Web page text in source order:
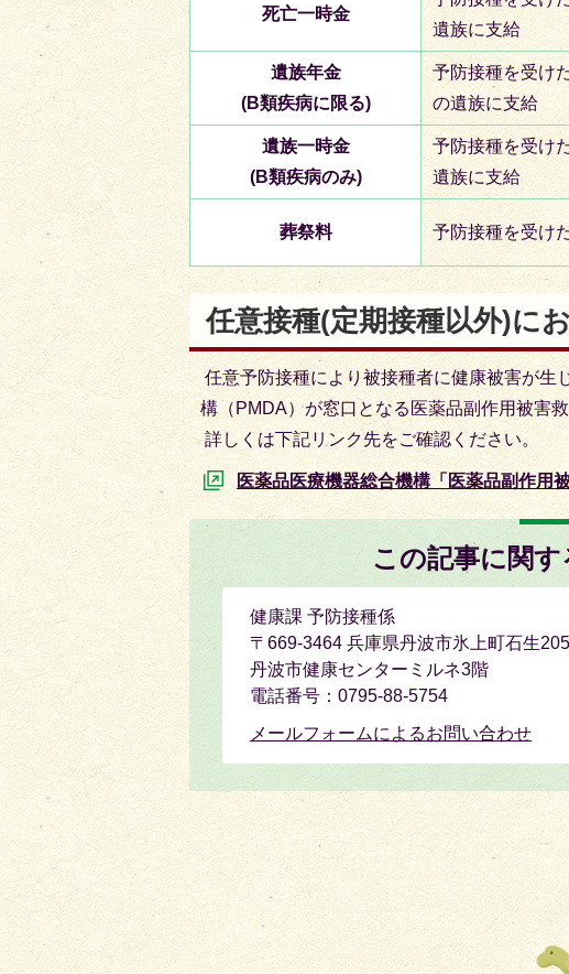
死亡一時金
遺族に支給
遺族年金
(B類疾病に限る)
予防接種を受け
の遺族に支給
遺族一時金
(B類疾病のみ)
予防接種を受け
遺族に支給
葬祭料 予防接種を受け
任意接種(定期接種以外)に
任意予防接種により被接種者に健康被害が生
構（PMDA）が窓口となる医薬品副作用被害
詳しくは下記リンク先をご確認ください。
医薬品医療機器総合機構「医薬品副作用
この記事に関
健康課 予防接種係
〒669-3464 兵庫県丹波市氷上町石生
丹波市健康センターミルネ3階
電話番号：0795-88-5754
メールフォームによるお問い合わせ